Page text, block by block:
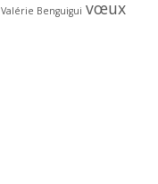
Valérie Benguigui vœux